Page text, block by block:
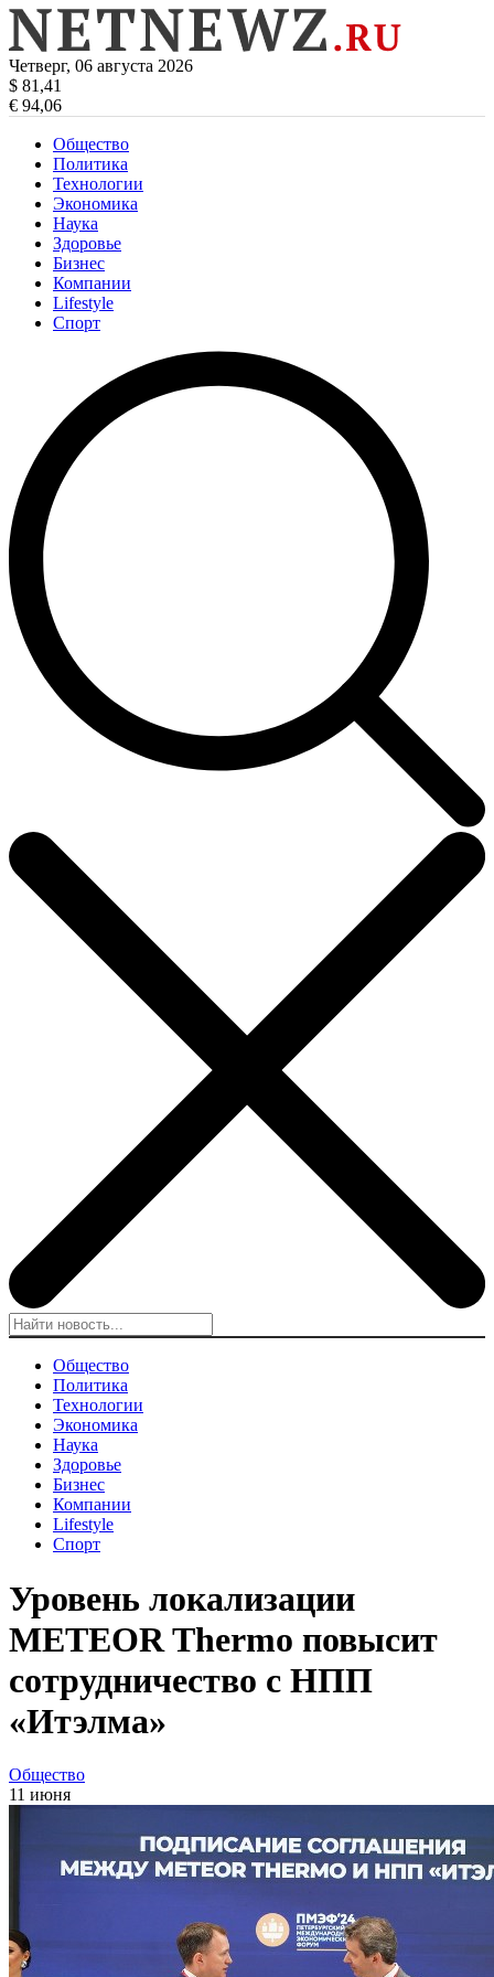
Четверг, 06 августа 2026
$ 81,41
€ 94,06
Общество
Политика
Технологии
Экономика
Наука
Здоровье
Бизнес
Компании
Lifestyle
Спорт
Общество
Политика
Технологии
Экономика
Наука
Здоровье
Бизнес
Компании
Lifestyle
Спорт
Уровень локализации
METEOR Thermo повысит
сотрудничество с НПП
«Итэлма»
Общество
11 июня